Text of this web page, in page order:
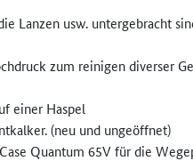
Lanzen usw. untergebracht
zum reinigen diverser
einer Haspel
(neu und ungeöffnet)
Quantum 65V für die